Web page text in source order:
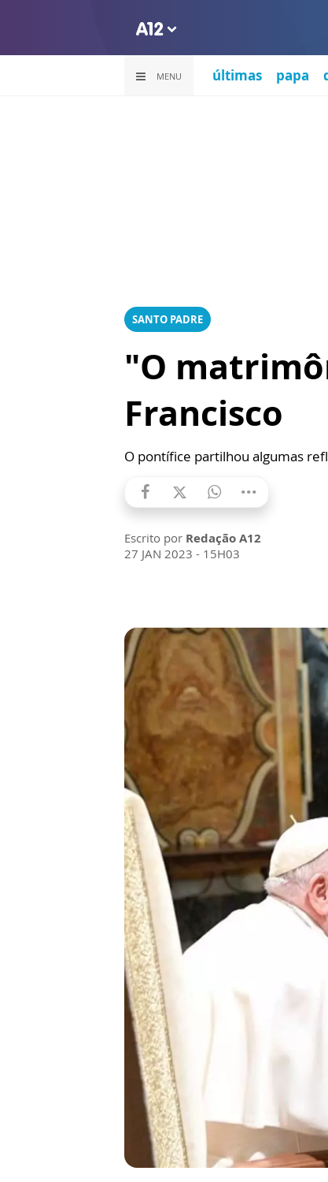
MENU últimas papa
SANTO PADRE
"O
Francisco
O pontífice partilhou algumas
Escrito por Redação A12
27 JAN 2023 - 15H03